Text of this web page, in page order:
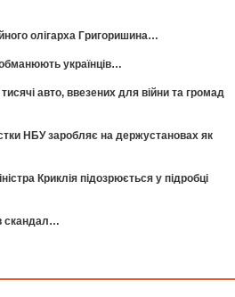
олігарха Григоришина…
українців…
авто, ввезених для війни та громад
НБУ заробляє на держустановах як
Криклія підозрюється у підробці
скандал…